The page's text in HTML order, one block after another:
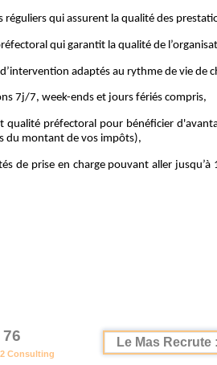
réguliers qui assurent la qualité des
qui garantit la qualité de
adaptés au rythme de vie de
7j/7, week-ends et jours fériés compris,
qualité préfectoral pour bénéficier
du montant de vos impôts),
de prise en charge pouvant aller jusqu’à
Consulting
Le Mas